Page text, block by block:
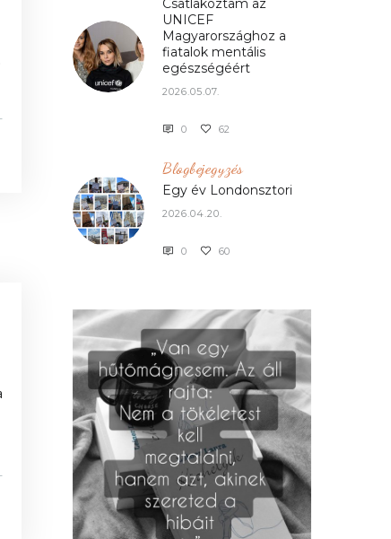
Csatlakoztam az
UNICEF
Magyarországhoz a
fiatalok mentális
egészségéért
2026.05.07.
0 62
Blogbejegyzés
Egy év Londonsztori
2026.04.20.
0 60